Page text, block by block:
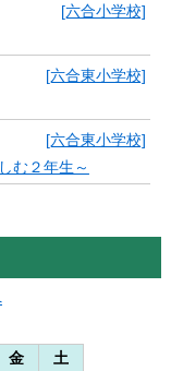
[六合小学校]
[六合東小学校]
[六合東小学校]
む２年生～
金 土